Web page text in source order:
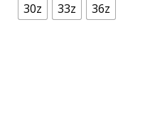
30z 33z 36z